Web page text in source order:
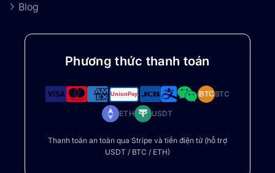
Blog
Phương thức thanh toán
BTCBTC
ETH USDT
Thanh toán an toàn qua Stripe và tiền điện tử (hỗ trợ
USDT / BTC / ETH)